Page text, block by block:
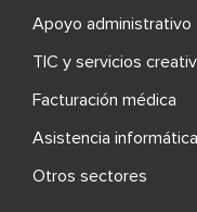
Apoyo administrativo
TIC y servicios
Facturación médica
Asistencia informática
Otros sectores